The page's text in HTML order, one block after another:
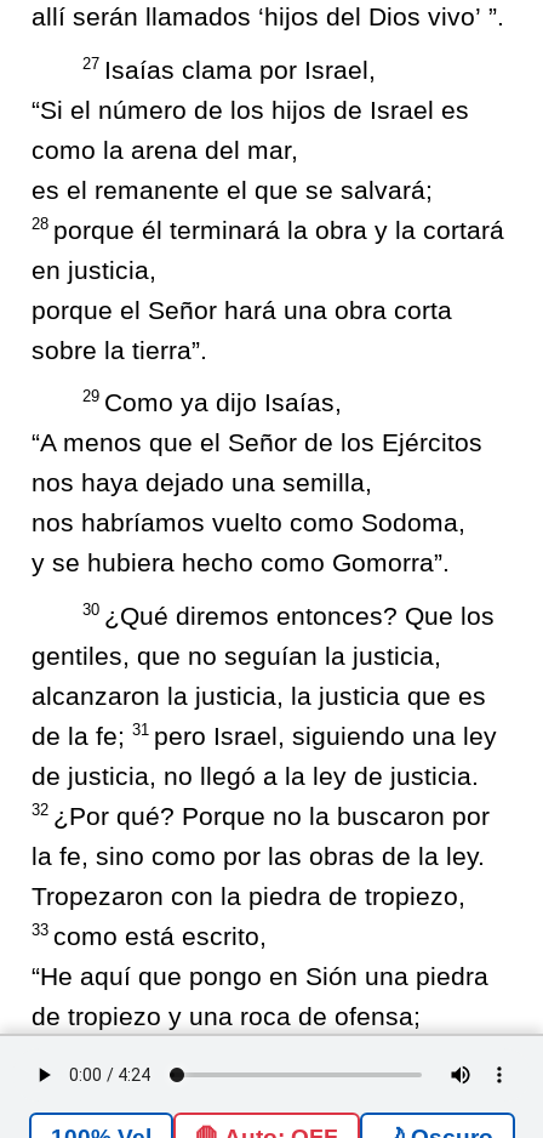
allí serán llamados ‘hijos del Dios vivo’ ”.
27 Isaías clama por Israel,
“Si el número de los hijos de Israel es
como la arena del mar,
es el remanente el que se salvará;
28 porque él terminará la obra y la cortará
en justicia,
porque el Señor hará una obra corta
sobre la tierra”.
29 Como ya dijo Isaías,
“A menos que el Señor de los Ejércitos
nos haya dejado una semilla,
nos habríamos vuelto como Sodoma,
y se hubiera hecho como Gomorra”.
30 ¿Qué diremos entonces? Que los
gentiles, que no seguían la justicia,
alcanzaron la justicia, la justicia que es
de la fe; 31 pero Israel, siguiendo una ley
de justicia, no llegó a la ley de justicia.
32 ¿Por qué? Porque no la buscaron por
la fe, sino como por las obras de la ley.
Tropezaron con la piedra de tropiezo,
33 como está escrito,
“He aquí que pongo en Sión una piedra
de tropiezo y una roca de ofensa;